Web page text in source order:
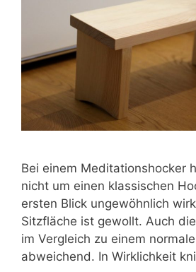
Bei einem Meditationshocker
nicht um einen klassischen
ersten Blick ungewöhnlich
Sitzfläche ist gewollt. Auch
im Vergleich zu einem
abweichend. In Wirklichkeit